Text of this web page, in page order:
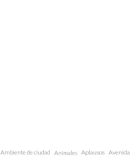
Ambiente de ciudad Animales Aplausos Avenida